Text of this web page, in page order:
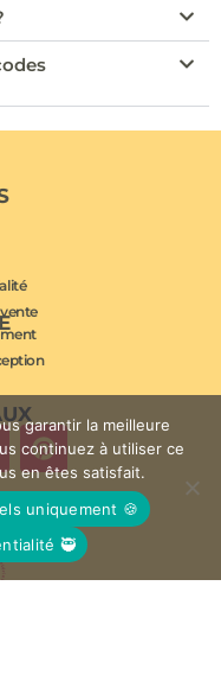
garantir la meilleure
continuez à utiliser ce
en êtes satisfait.
uniquement 🍪
🥷